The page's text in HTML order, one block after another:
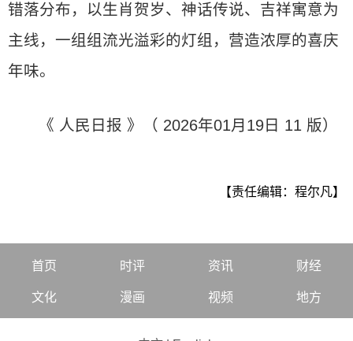
错落分布，以生肖贺岁、神话传说、吉祥寓意为
主线，一组组流光溢彩的灯组，营造浓厚的喜庆
年味。
《 人民日报 》（ 2026年01月19日 11 版）
【责任编辑：程尔凡】
首页 时评 资讯 财经
文化 漫画 视频 地方